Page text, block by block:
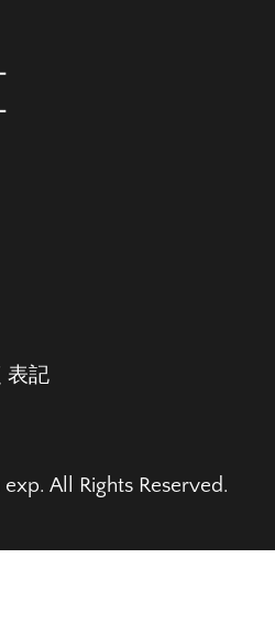
表記
All Rights Reserved.